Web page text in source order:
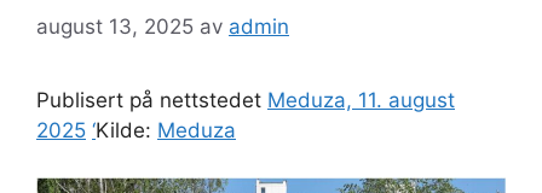
august 13, 2025 av admin
Publisert på nettstedet Meduza, 11. august
2025 ‘Kilde: Meduza